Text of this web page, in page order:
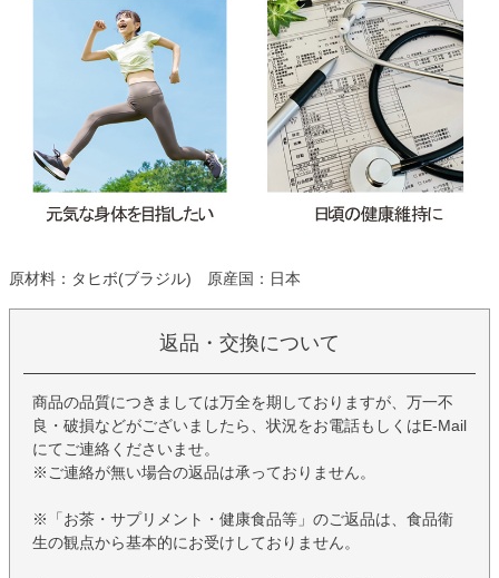
原材料：タヒボ(ブラジル) 原産国：日本
返品・交換について
商品の品質につきましては万全を期しておりますが、万一不
良・破損などがございましたら、状況をお電話もしくはE-Mail
にてご連絡くださいませ。
※ご連絡が無い場合の返品は承っておりません。
※「お茶・サプリメント・健康食品等」のご返品は、食品衛
生の観点から基本的にお受けしておりません。